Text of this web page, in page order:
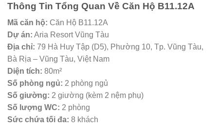
Thông Tin Tổng Quan Về Căn Hộ B11.12A
Mã căn hộ: Căn Hộ B11.12A
Dự án: Aria Resort Vũng Tàu
Địa chỉ: 79 Hà Huy Tập (D5), Phường 10, Tp. Vũng Tàu,
Bà Rịa – Vũng Tàu, Việt Nam
Diện tích: 80m²
Số phòng ngủ: 2 phòng ngủ
Số giường: 2 giường (kèm 2 nệm phụ)
Số lượng WC: 2 phòng
Sức chứa tối đa: 8 khách